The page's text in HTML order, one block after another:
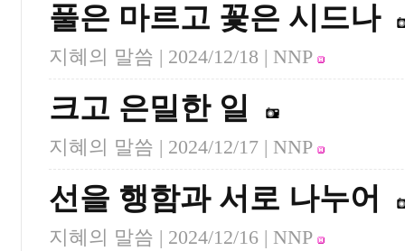
풀은 마르고 꽃은 시드나
지혜의 말씀 | 2024/12/18 | NNP
크고 은밀한 일
지혜의 말씀 | 2024/12/17 | NNP
선을 행함과 서로 나누어
지혜의 말씀 | 2024/12/16 | NNP